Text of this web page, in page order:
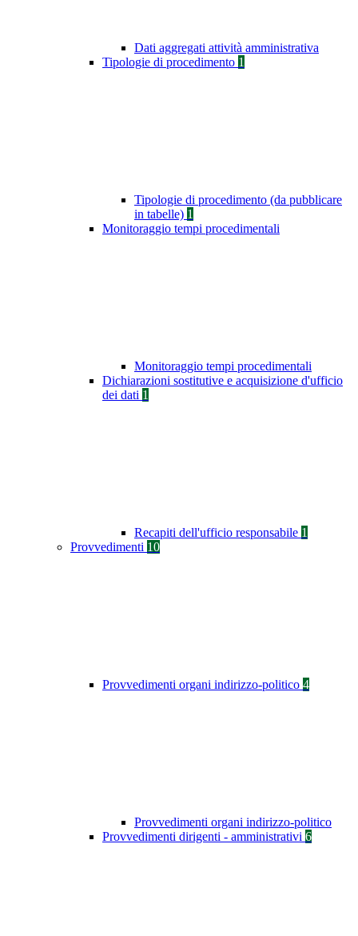
Dati aggregati attività amministrativa
Tipologie di procedimento 1
Tipologie di procedimento (da pubblicare
in tabelle) 1
Monitoraggio tempi procedimentali
Monitoraggio tempi procedimentali
Dichiarazioni sostitutive e acquisizione d'ufficio
dei dati 1
Recapiti dell'ufficio responsabile 1
Provvedimenti 10
Provvedimenti organi indirizzo-politico 4
Provvedimenti organi indirizzo-politico
Provvedimenti dirigenti - amministrativi 6